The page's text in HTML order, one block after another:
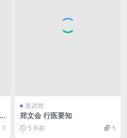
7
医武馆
郑文会 行医要知
5 月前 5